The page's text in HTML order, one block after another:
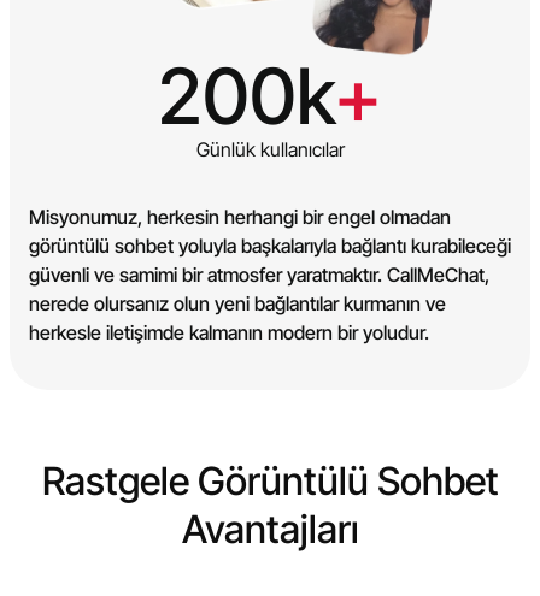
200k+
Günlük kullanıcılar
Misyonumuz, herkesin herhangi bir engel olmadan
görüntülü sohbet yoluyla başkalarıyla bağlantı kurabileceği
güvenli ve samimi bir atmosfer yaratmaktır. CallMeChat,
nerede olursanız olun yeni bağlantılar kurmanın ve
herkesle iletişimde kalmanın modern bir yoludur.
Rastgele Görüntülü Sohbet
Avantajları